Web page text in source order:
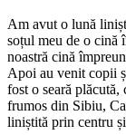
Am avut o lună
soțul meu de o cină
noastră cină
Apoi au venit copii
fost o seară
frumos din Sibiu,
liniștită prin centru